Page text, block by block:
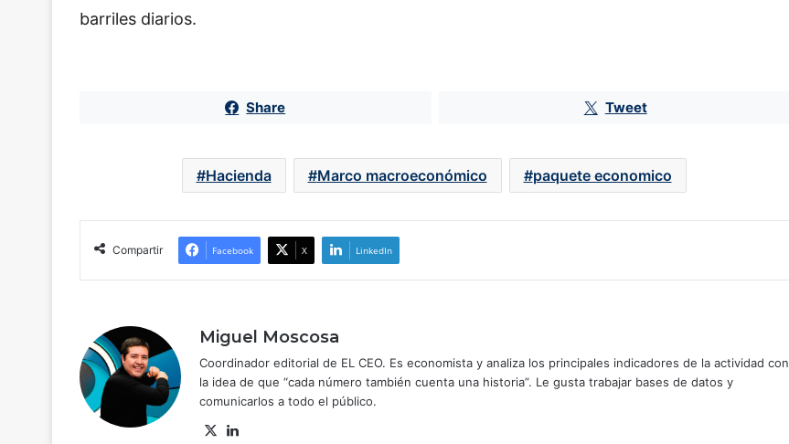
barriles diarios.
Share Tweet
Hacienda Marco macroeconómico paquete economico
Compartir Facebook X LinkedIn
Miguel Moscosa
Coordinador editorial de EL CEO. Es economista y analiza los principales indicadores de la actividad con
la idea de que “cada número también cuenta una historia”. Le gusta trabajar bases de datos y
comunicarlos a todo el público.
X
Inversión física del gobierno
Sanciones de EU afectaría al 90%
de las exportaciones de Michoacán;